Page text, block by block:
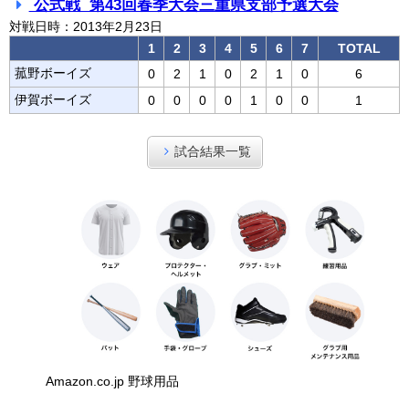
公式戦 第43回春季大会三重県支部予選大会
対戦日時：2013年2月23日
1
2 3 4 5 6 7
TOTAL
菰野ボーイズ
0 2 1 0 2 1 0
6
伊賀ボーイズ
0 0 0 0 1 0 0 1
試合結果一覧
Amazon.co.jp 野球用品